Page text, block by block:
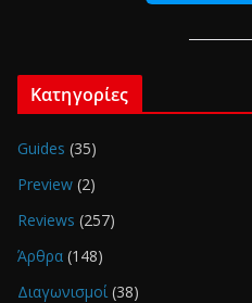
Κατηγορίες
Guides (35)
Preview (2)
Reviews (257)
Άρθρα (148)
Διαγωνισμοί (38)